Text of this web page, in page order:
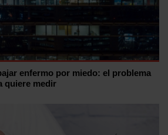
enfermo por miedo: el problema
quiere medir